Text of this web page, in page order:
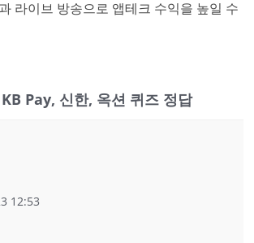
라이브 방송으로 앱테크 수익을 높일 수
Pay, 신한, 옥션 퀴즈 정답
12:53